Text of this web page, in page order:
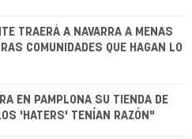
TRAERÁ A NAVARRA A MENAS
COMUNIDADES QUE HAGAN LO
EN PAMPLONA SU TIENDA DE
'HATERS' TENÍAN RAZÓN"